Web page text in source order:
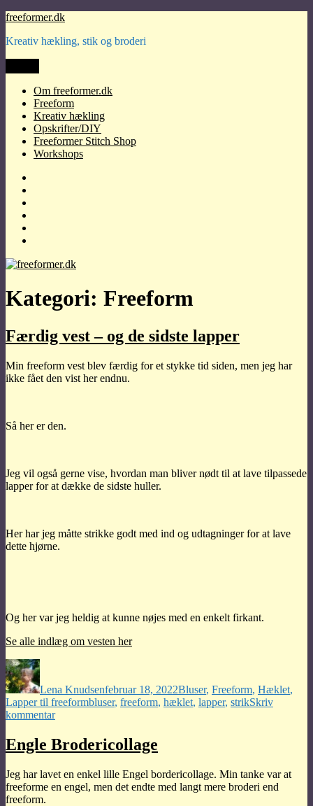
Videre
indhold
freeformer.dk
Kreativ hækling, stik og broderi
Om freeformer.dk
Freeform
Kreativ hækling
Opskrifter/DIY
Freeformer Stitch Shop
Workshops
Kategori: Freeform
Færdig vest – og de sidste lapper
Min freeform vest blev færdig for et stykke tid siden, men jeg har
ikke fået den vist her endnu.
Så her er den.
Jeg vil også gerne vise, hvordan man bliver nødt til at lave tilpassede
lapper for at dække de sidste huller.
Her har jeg måtte strikke godt med ind og udtagninger for at lave
dette hjørne.
Og her var jeg heldig at kunne nøjes med en enkelt firkant.
Se alle indlæg om vesten her
Forfatter
Lena Knudsenfebruar 18, 2022Bluser, Freeform, Hæklet,
Lapper til freeformTags
bluser, freeform, hæklet, lapper, strikSkriv
kommentartil
vest
–
de
sidste
Engle Brodericollage
Jeg har lavet en enkel lille Engel bordericollage. Min tanke var at
freeforme en engel, men det endte med langt mere broderi end
freeform.